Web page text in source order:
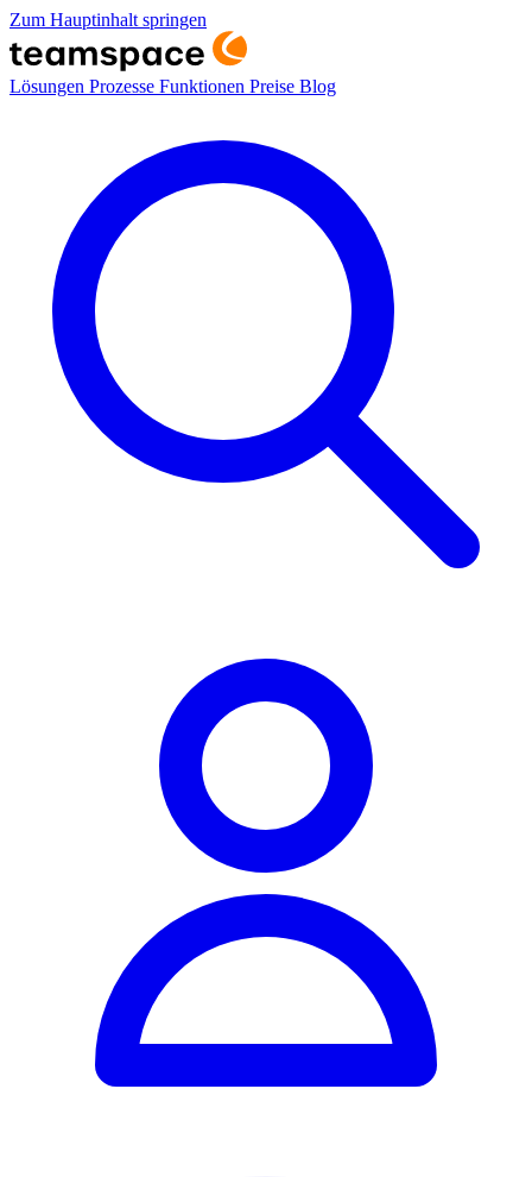
Zum Hauptinhalt springen
Lösungen Prozesse Funktionen Preise Blog